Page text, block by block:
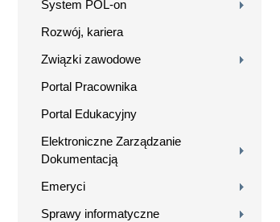
System POL-on
Rozwój, kariera
Związki zawodowe
Portal Pracownika
Portal Edukacyjny
Elektroniczne Zarządzanie
Dokumentacją
Emeryci
Sprawy informatyczne